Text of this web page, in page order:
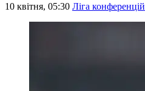
10 квітня, 05:30 Ліга конференцій